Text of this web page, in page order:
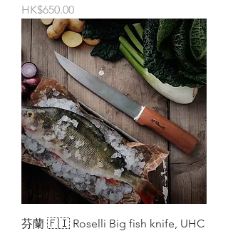
價格
HK$650.00
芬蘭 🇫🇮 Roselli Big fish knife, UHC